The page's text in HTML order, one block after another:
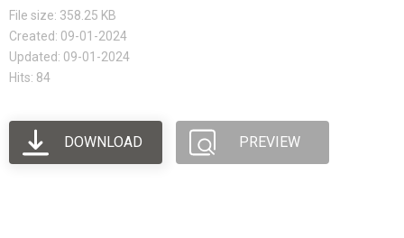
File size: 358.25 KB
Created: 09-01-2024
Updated: 09-01-2024
Hits: 84
DOWNLOAD PREVIEW